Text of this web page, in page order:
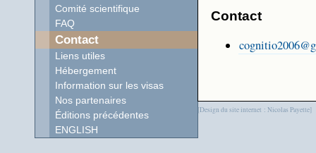
Contact
[Design du site internet : Nicolas Payette]
Comité scientifique
FAQ
Contact
Liens utiles
Hébergement
Information sur les visas
Nos partenaires
Éditions précédentes
ENGLISH